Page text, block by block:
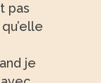
pas
je